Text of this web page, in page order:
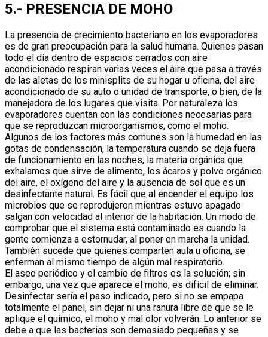
5.- PRESENCIA DE MOHO
La presencia de crecimiento bacteriano en los evaporadores
es de gran preocupación para la salud humana. Quienes pasan
todo el día dentro de espacios cerrados con aire
acondicionado respiran varias veces el aire que pasa a través
de las aletas de los minisplits de su hogar u oficina, del aire
acondicionado de su auto o unidad de transporte, o bien, de la
manejadora de los lugares que visita. Por naturaleza los
evaporadores cuentan con las condiciones necesarias para
que se reproduzcan microorganismos, como el moho.
Algunos de los factores más comunes son la humedad en las
gotas de condensación, la temperatura cuando se deja fuera
de funcionamiento en las noches, la materia orgánica que
exhalamos que sirve de alimento, los ácaros y polvo orgánico
del aire, el oxígeno del aire y la ausencia de sol que es un
desinfectante natural. Es fácil que al encender el equipo los
microbios que se reprodujeron mientras estuvo apagado
salgan con velocidad al interior de la habitación. Un modo de
comprobar que el sistema está contaminado es cuando la
gente comienza a estornudar, al poner en marcha la unidad.
También sucede que quienes comparten aula u oficina, se
enferman al mismo tiempo de algún mal respiratorio.
El aseo periódico y el cambio de filtros es la solución; sin
embargo, una vez que aparece el moho, es difícil de eliminar.
Desinfectar sería el paso indicado, pero si no se empapa
totalmente el panel, sin dejar ni una ranura libre de que se le
aplique el químico, el moho y mal olor volverán. Lo anterior se
debe a que las bacterias son demasiado pequeñas y se